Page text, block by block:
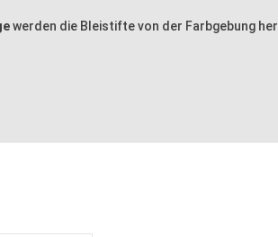
werden die Bleistifte von der Farbgebung her